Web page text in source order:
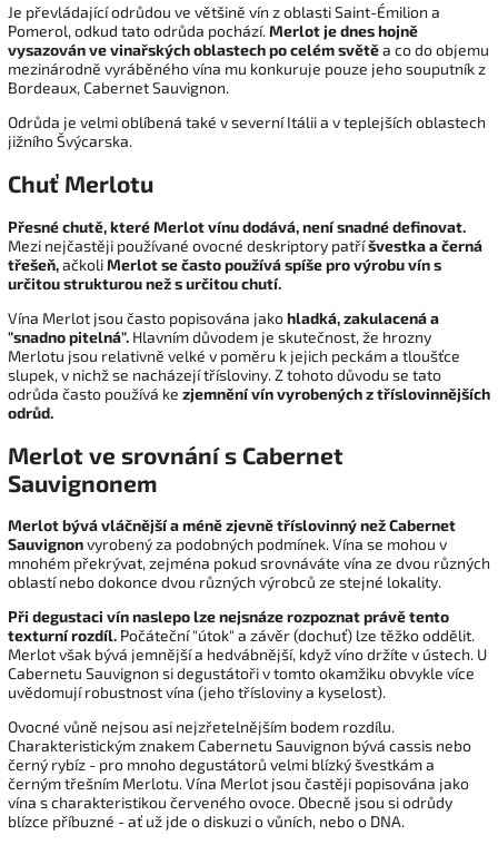
Je převládající odrůdou ve většině vín z oblasti Saint-Émilion a
Pomerol, odkud tato odrůda pochází.Merlot je dnes hojně
vysazován ve vinařských oblastech po celém světěa co do objemu
mezinárodně vyráběného vína mu konkuruje pouze jeho souputník z
Bordeaux, Cabernet Sauvignon.
Odrůda je velmi oblíbená také v severní Itálii a v teplejších oblastech
jižního Švýcarska.
Chuť Merlotu
Přesné chutě, které Merlot vínu dodává, není snadné definovat.
Mezi nejčastěji používané ovocné deskriptory patříšvestka a černá
třešeň,ačkoliMerlot se často používá spíše pro výrobu vín s
určitou strukturou než s určitou chutí.
Vína Merlot jsou často popisována jakohladká, zakulacená a
"snadno pitelná". Hlavním důvodem je skutečnost, že hrozny
Merlotu jsou relativně velké v poměru k jejich peckám a tloušťce
slupek, v nichž se nacházejí třísloviny. Z tohoto důvodu se tato
odrůda často používá ke zjemnění vín vyrobených z tříslovinnějších
odrůd.
Merlot ve srovnání s Cabernet
Sauvignonem
Merlot bývá vláčnější a méně zjevně tříslovinný než Cabernet
Sauvignonvyrobený za podobných podmínek. Vína se mohou v
mnohém překrývat, zejména pokud srovnáváte vína ze dvou různých
oblastí nebo dokonce dvou různých výrobců ze stejné lokality.
Při degustaci vín naslepo lze nejsnáze rozpoznat právě tento
texturní rozdíl. Počáteční "útok" a závěr (dochuť) lze těžko oddělit.
Merlot však bývá jemnější a hedvábnější, když víno držíte v ústech. U
Cabernetu Sauvignon si degustátoři v tomto okamžiku obvykle více
uvědomují robustnost vína (jeho třísloviny a kyselost).
Ovocné vůně nejsou asi nejzřetelnějším bodem rozdílu.
Charakteristickým znakem Cabernetu Sauvignon bývá cassis nebo
černý rybíz - pro mnoho degustátorů velmi blízký švestkám a
černým třešním Merlotu. Vína Merlot jsou častěji popisována jako
vína s charakteristikou červeného ovoce. Obecně jsou si odrůdy
blízce příbuzné - ať už jde o diskuzi o vůních, nebo o DNA.